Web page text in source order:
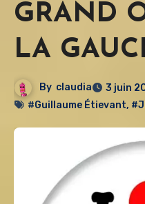
GRAND
LA
By claudia
3 juin
#Guillaume Étievant,